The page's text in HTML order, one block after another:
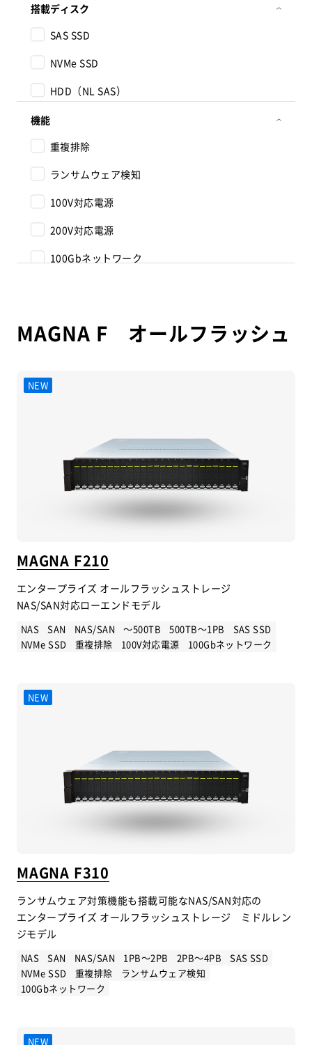
搭載ディスク
SAS SSD
NVMe SSD
HDD（NL SAS）
機能
重複排除
ランサムウェア検知
100V対応電源
200V対応電源
100Gbネットワーク
MAGNA F オールフラッシュ
MAGNA F210
エンタープライズ オールフラッシュストレージ
NAS/SAN対応ローエンドモデル
NAS SAN NAS/SAN ～500TB 500TB～1PB
SAS SSD
NVMe SSD
重複排除 100V対応電源 100Gbネットワーク
MAGNA F310
ランサムウェア対策機能も搭載可能なNAS/SAN対応の
エンタープライズ オールフラッシュストレージ ミドルレン
ジモデル
NAS SAN NAS/SAN 1PB～2PB 2PB～4PB
SAS SSD
NVMe SSD
重複排除
ランサムウェア検知
100Gbネットワーク